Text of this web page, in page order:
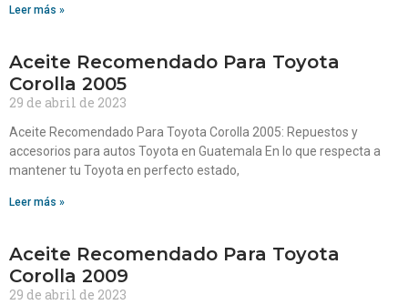
Leer más »
Aceite Recomendado Para Toyota
Corolla 2005
29 de abril de 2023
Aceite Recomendado Para Toyota Corolla 2005: Repuestos y
accesorios para autos Toyota en Guatemala En lo que respecta a
mantener tu Toyota en perfecto estado,
Leer más »
Aceite Recomendado Para Toyota
Corolla 2009
29 de abril de 2023